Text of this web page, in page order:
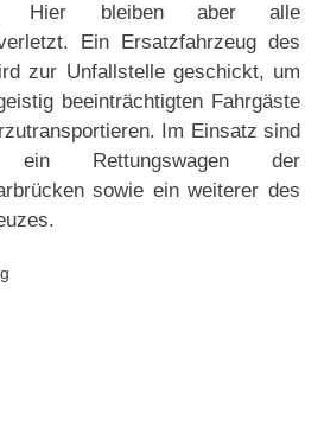
Hier bleiben aber alle
Ein Ersatzfahrzeug des
zur Unfallstelle geschickt, um
beeinträchtigten Fahrgäste
Im Einsatz sind
ein Rettungswagen der
sowie ein weiterer des